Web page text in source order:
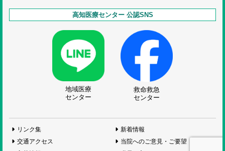
高知医療センター 公認SNS
地域医療
センター
救命救急
センター
リンク集
新着情報
交通アクセス
当院へのご意見・ご要望